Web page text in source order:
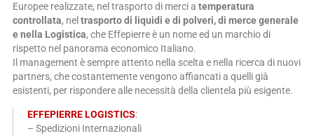
Europee realizzate, nel trasporto di merci a temperatura
controllata, nel trasporto di liquidi e di polveri, di merce generale
e nella Logistica, che Effepierre è un nome ed un marchio di
rispetto nel panorama economico Italiano.
Il management è sempre attento nella scelta e nella ricerca di nuovi
partners, che costantemente vengono affiancati a quelli già
esistenti, per rispondere alle necessità della clientela più esigente.
EFFEPIERRE LOGISTICS:
– Spedizioni Internazionali